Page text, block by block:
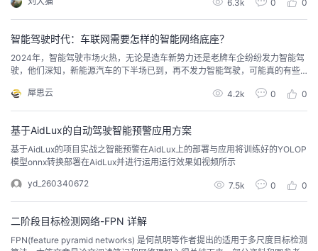
6.3k 0 0
智能驾驶时代：车联网需要怎样的智能网络底座？
2024年，智能驾驶市场火热，无论是造车新势力还是老牌车企纷纷发力智能驾
驶，他们深知，新能源汽车的下半场已到，再不发力智能驾驶，可能真的有些
能驾驶领域一直处在新技术广泛应用和验证的前沿，让我们一起探索智能驾驶
的发展将给我们带来哪些启示。
犀思云 4.2k 0 0
基于AidLux的自动驾驶智能预警应用方案
基于AidLux的项目实战之智能预警在AidLux上的部署与应用将训练好的YOLOP
模型onnx转换部署在AidLux并进行运用运行效果如视频所示
yd_260340672 7.5k 0 0
二阶段目标检测网络-FPN 详解
FPN(feature pyramid networks) 是何凯明等作者提出的适用于多尺度目标检测